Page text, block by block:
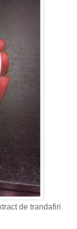
de trandafiri